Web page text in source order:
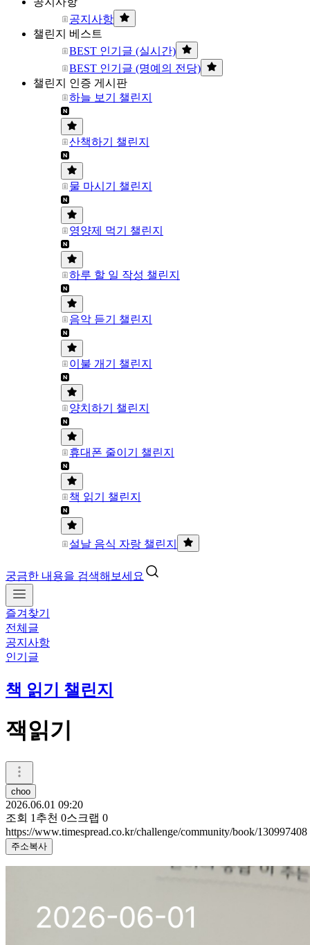
공지사항
챌린지 베스트
BEST 인기글 (실시간)
BEST 인기글 (명예의 전당)
챌린지 인증 게시판
하늘 보기 챌린지
산책하기 챌린지
물 마시기 챌린지
영양제 먹기 챌린지
하루 할 일 작성 챌린지
음악 듣기 챌린지
이불 개기 챌린지
양치하기 챌린지
휴대폰 줄이기 챌린지
책 읽기 챌린지
설날 음식 자랑 챌린지
궁금한 내용을 검색해보세요
즐겨찾기
전체글
공지사항
인기글
책 읽기 챌린지
잭읽기
choo
2026.06.01 09:20
조회 1 추천 0스크랩 0
https://www.timespread.co.kr/challenge/community/book/130997408
주소복사